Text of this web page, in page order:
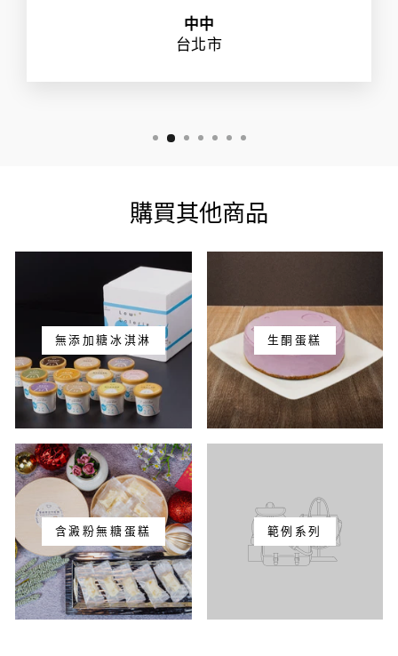
中中
台北市
購買其他商品
無添加糖冰淇淋 生酮蛋糕
含澱粉無糖蛋糕 範例系列